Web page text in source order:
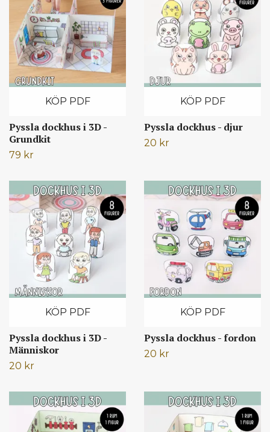
KÖP PDF
Pyssla dockhus i 3D -
Grundkit
79 kr
KÖP PDF
Pyssla dockhus - djur
20 kr
KÖP PDF
Pyssla dockhus i 3D -
Människor
20 kr
KÖP PDF
Pyssla dockhus - fordon
20 kr